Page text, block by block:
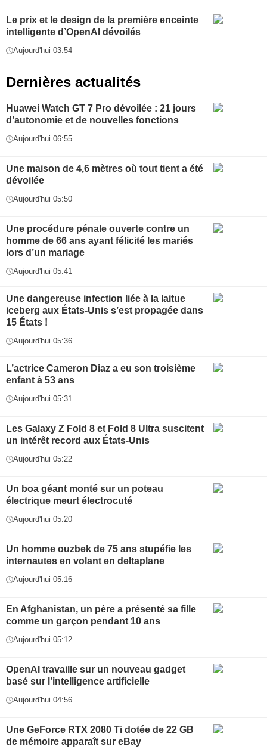
Le prix et le design de la première enceinte
intelligente d’OpenAI dévoilés
Aujourd'hui 03:54
Dernières actualités
Huawei Watch GT 7 Pro dévoilée : 21 jours
d’autonomie et de nouvelles fonctions
Aujourd'hui 06:55
Une maison de 4,6 mètres où tout tient a été
dévoilée
Aujourd'hui 05:50
Une procédure pénale ouverte contre un
homme de 66 ans ayant félicité les mariés
lors d’un mariage
Aujourd'hui 05:41
Une dangereuse infection liée à la laitue
iceberg aux États-Unis s’est propagée dans
15 États !
Aujourd'hui 05:36
L’actrice Cameron Diaz a eu son troisième
enfant à 53 ans
Aujourd'hui 05:31
Les Galaxy Z Fold 8 et Fold 8 Ultra suscitent
un intérêt record aux États-Unis
Aujourd'hui 05:22
Un boa géant monté sur un poteau
électrique meurt électrocuté
Aujourd'hui 05:20
Un homme ouzbek de 75 ans stupéfie les
internautes en volant en deltaplane
Aujourd'hui 05:16
En Afghanistan, un père a présenté sa fille
comme un garçon pendant 10 ans
Aujourd'hui 05:12
OpenAI travaille sur un nouveau gadget
basé sur l’intelligence artificielle
Aujourd'hui 04:56
Une GeForce RTX 2080 Ti dotée de 22 GB
de mémoire apparaît sur eBay